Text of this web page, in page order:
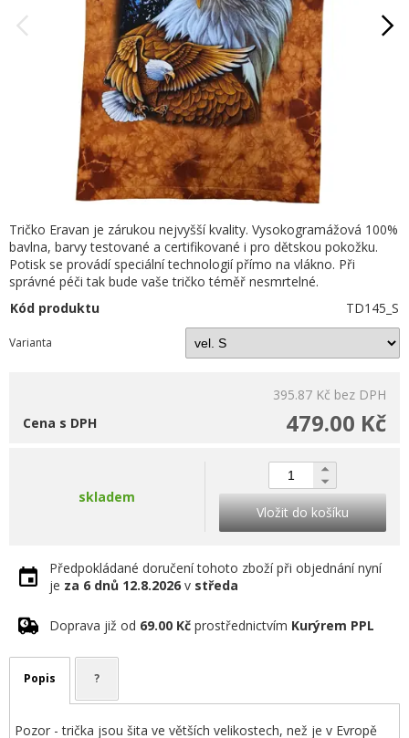
Tričko Eravan je zárukou nejvyšší kvality. Vysokogramážová 100%
bavlna, barvy testované a certifikované i pro dětskou pokožku.
Potisk se provádí speciální technologií přímo na vlákno. Při
správné péči tak bude vaše tričko téměř nesmrtelné.
Kód produktu
TD145_S
Varianta
395.87 Kč bez DPH
479.00 Kč
Cena s DPH
skladem
Vložit do košíku
Předpokládané doručení tohoto zboží při objednání nyní
je za 6 dnů 12.8.2026 v středa
Doprava již od 69.00 Kč prostřednictvím Kurýrem PPL
Popis ?
Pozor - trička jsou šita ve větších velikostech, než je v Evropě